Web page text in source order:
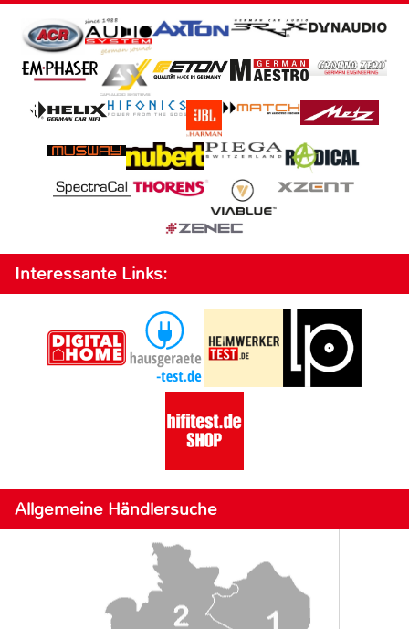
Interessante Links:
Allgemeine Händlersuche